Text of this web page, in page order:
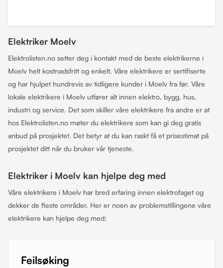
Elektriker Moelv
Elektrolisten.no setter deg i kontakt med de beste elektrikerne i
Moelv helt kostnadsfritt og enkelt. Våre elektrikere er sertifiserte
og har hjulpet hundrevis av tidligere kunder i Moelv fra før. Våre
lokale elektrikere i Moelv utfører alt innen elektro, bygg, hus,
industri og service. Det som skiller våre elektrikere fra andre er at
hos Elektrolisten.no møter du elektrikere som kan gi deg gratis
anbud på prosjektet. Det betyr at du kan raskt få et prisestimat på
prosjektet ditt når du bruker vår tjeneste.
Elektriker i Moelv kan hjelpe deg med
Våre elektrikere i Moelv har bred erfaring innen elektrofaget og
dekker de fleste områder. Her er noen av problemstillingene våre
elektrikere kan hjelpe deg med:
Feilsøking